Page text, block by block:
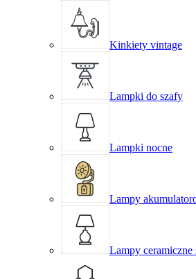
Kinkiety vintage
Lampki do szafy
Lampki nocne
Lampy
Lampy